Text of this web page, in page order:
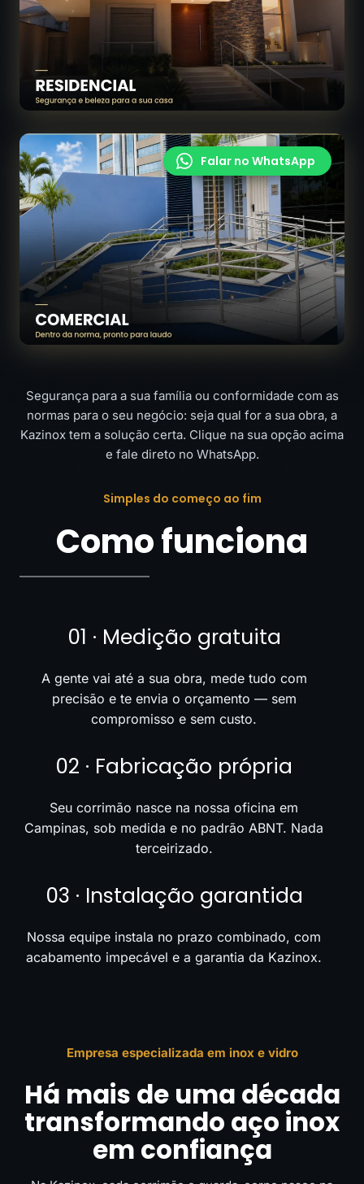
Segurança para a sua família ou conformidade com as
normas para o seu negócio: seja qual for a sua obra, a
Kazinox tem a solução certa. Clique na sua opção acima
e fale direto no WhatsApp.
Simples do começo ao fim
Como funciona
01 · Medição gratuita
A gente vai até a sua obra, mede tudo com
precisão e te envia o orçamento — sem
compromisso e sem custo.
02 · Fabricação própria
Seu corrimão nasce na nossa oficina em
Campinas, sob medida e no padrão ABNT. Nada
terceirizado.
03 · Instalação garantida
Nossa equipe instala no prazo combinado, com
acabamento impecável e a garantia da Kazinox.
Empresa especializada em inox e vidro
Há mais de uma década
transformando aço inox
em confiança